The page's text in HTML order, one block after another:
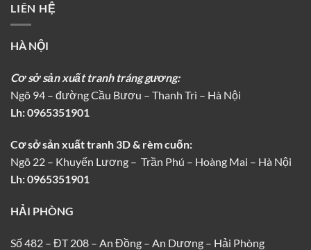
LIÊN HỆ
HÀ NỘI
Cơ sở sản xuất tranh tráng gương:
Ngõ 94 – đường Cầu Bươu – Thanh Trì – Hà Nội
Lh:0965351901
Cơ sở sản xuất tranh 3D & rèm cuốn:
Ngõ 22 – Khuyến Lương – Trần Phú – Hoàng Mai – Hà Nội
Lh: 0965351901
HẢI PHÒNG
Số 482 – ĐT 208 – An Đồng – An Dương – Hải Phòng